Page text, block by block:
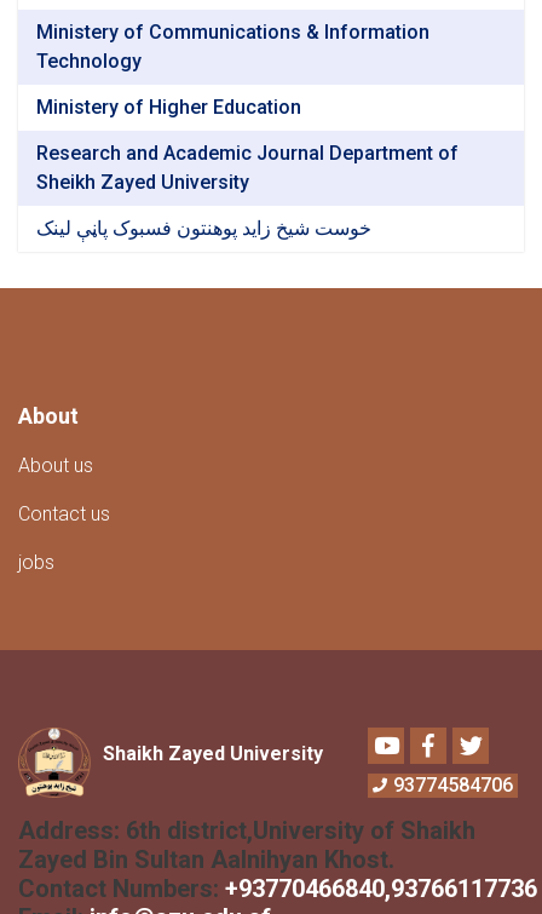
Ministery of Communications & Information
Technology
Ministery of Higher Education
Research and Academic Journal Department of
Sheikh Zayed University
خوست شیخ زاید پوهنتون فسبوک پاڼې لینک
About
About us
Contact us
jobs
Shaikh Zayed University
YoutubeFacebook
Twitter
93774584706
Address: 6th district,University of Shaikh
Zayed Bin Sultan Aalnihyan Khost.
Contact Numbers: +93770466840,93766117736